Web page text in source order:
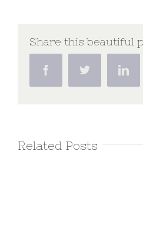
Share this beautiful
Facebook Twitter
Related Posts